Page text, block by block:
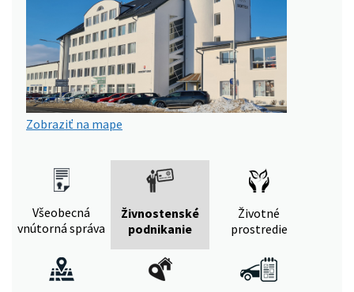
Zobraziť na mape
Všeobecná
vnútorná správa
Živnostenské
podnikanie
Životné
prostredie